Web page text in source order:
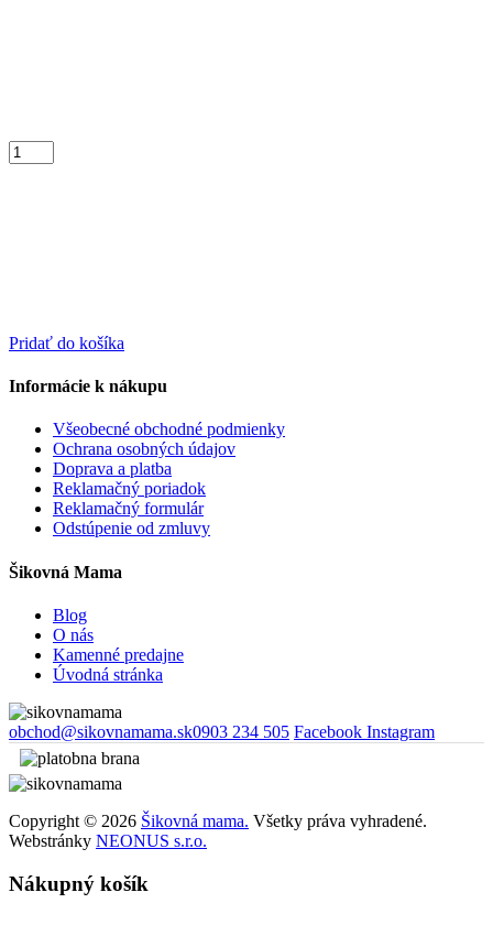
Pridať do košíka
Informácie k nákupu
Všeobecné obchodné podmienky
Ochrana osobných údajov
Doprava a platba
Reklamačný poriadok
Reklamačný formulár
Odstúpenie od zmluvy
Šikovná Mama
Blog
O nás
Kamenné predajne
Úvodná stránka
obchod@sikovnamama.sk0903 234 505 Facebook Instagram
Copyright © 2026 Šikovná mama. Všetky práva vyhradené.
Webstránky NEONUS s.r.o.
Nákupný košík